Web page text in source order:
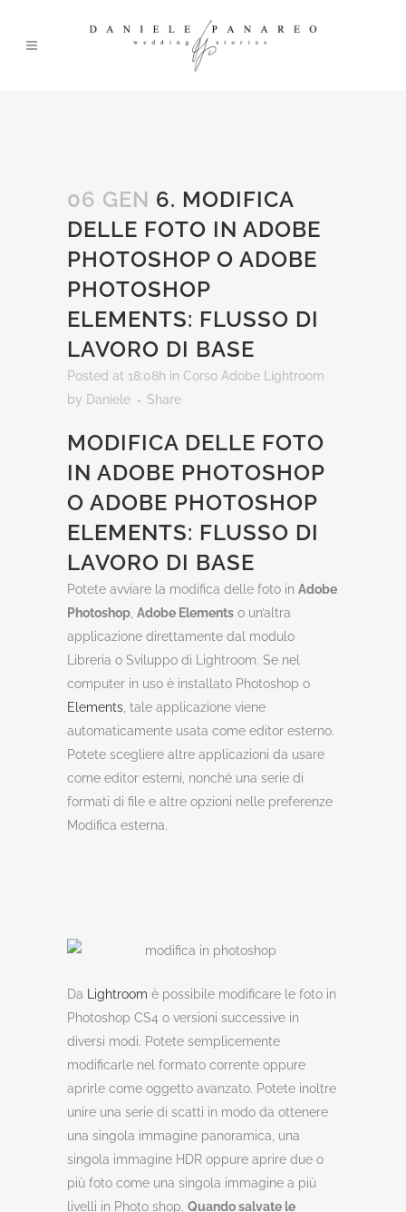
06 GEN 6. MODIFICA
DELLE FOTO IN ADOBE
PHOTOSHOP O ADOBE
PHOTOSHOP
ELEMENTS: FLUSSO DI
LAVORO DI BASE
Posted at 18:08h in Corso Adobe Lightroom
by Daniele Share
MODIFICA DELLE FOTO
IN ADOBE PHOTOSHOP
O ADOBE PHOTOSHOP
ELEMENTS: FLUSSO DI
LAVORO DI BASE
Potete avviare la modifica delle foto in Adobe
Photoshop Adobe Elements o un’altra
applicazione direttamente dal modulo
Libreria o Sviluppo di Lightroom. Se nel
computer in uso è installato Photoshop o
Elements , tale applicazione viene
automaticamente usata come editor esterno.
Potete scegliere altre applicazioni da usare
come editor esterni, nonché una serie di
formati di file e altre opzioni nelle preferenze
Modifica esterna.
Da Lightroom è possibile modificare le foto in
Photoshop CS4 o versioni successive in
diversi modi. Potete semplicemente
modificarle nel formato corrente oppure
aprirle come oggetto avanzato. Potete inoltre
unire una serie di scatti in modo da ottenere
una singola immagine panoramica, una
singola immagine HDR oppure aprire due o
più foto come una singola immagine a più
livelli in Photo shop. Quando salvate le